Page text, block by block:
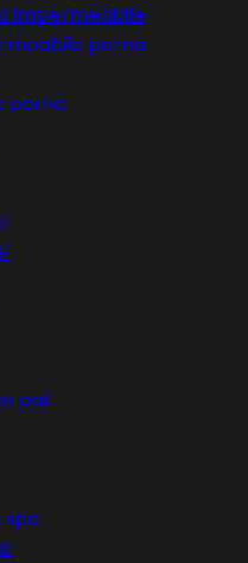
impermeabile
perna
perna
pat
spa